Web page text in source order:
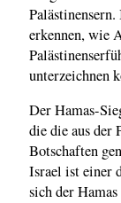
erkennen, wie
unterzeichnen
Der Hamas-
die die aus der
Botschaften
Israel ist einer
sich der